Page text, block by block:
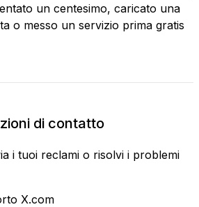
un centesimo, caricato una
o messo un servizio prima gratis
di contatto
i tuoi reclami o risolvi i problemi
X.com